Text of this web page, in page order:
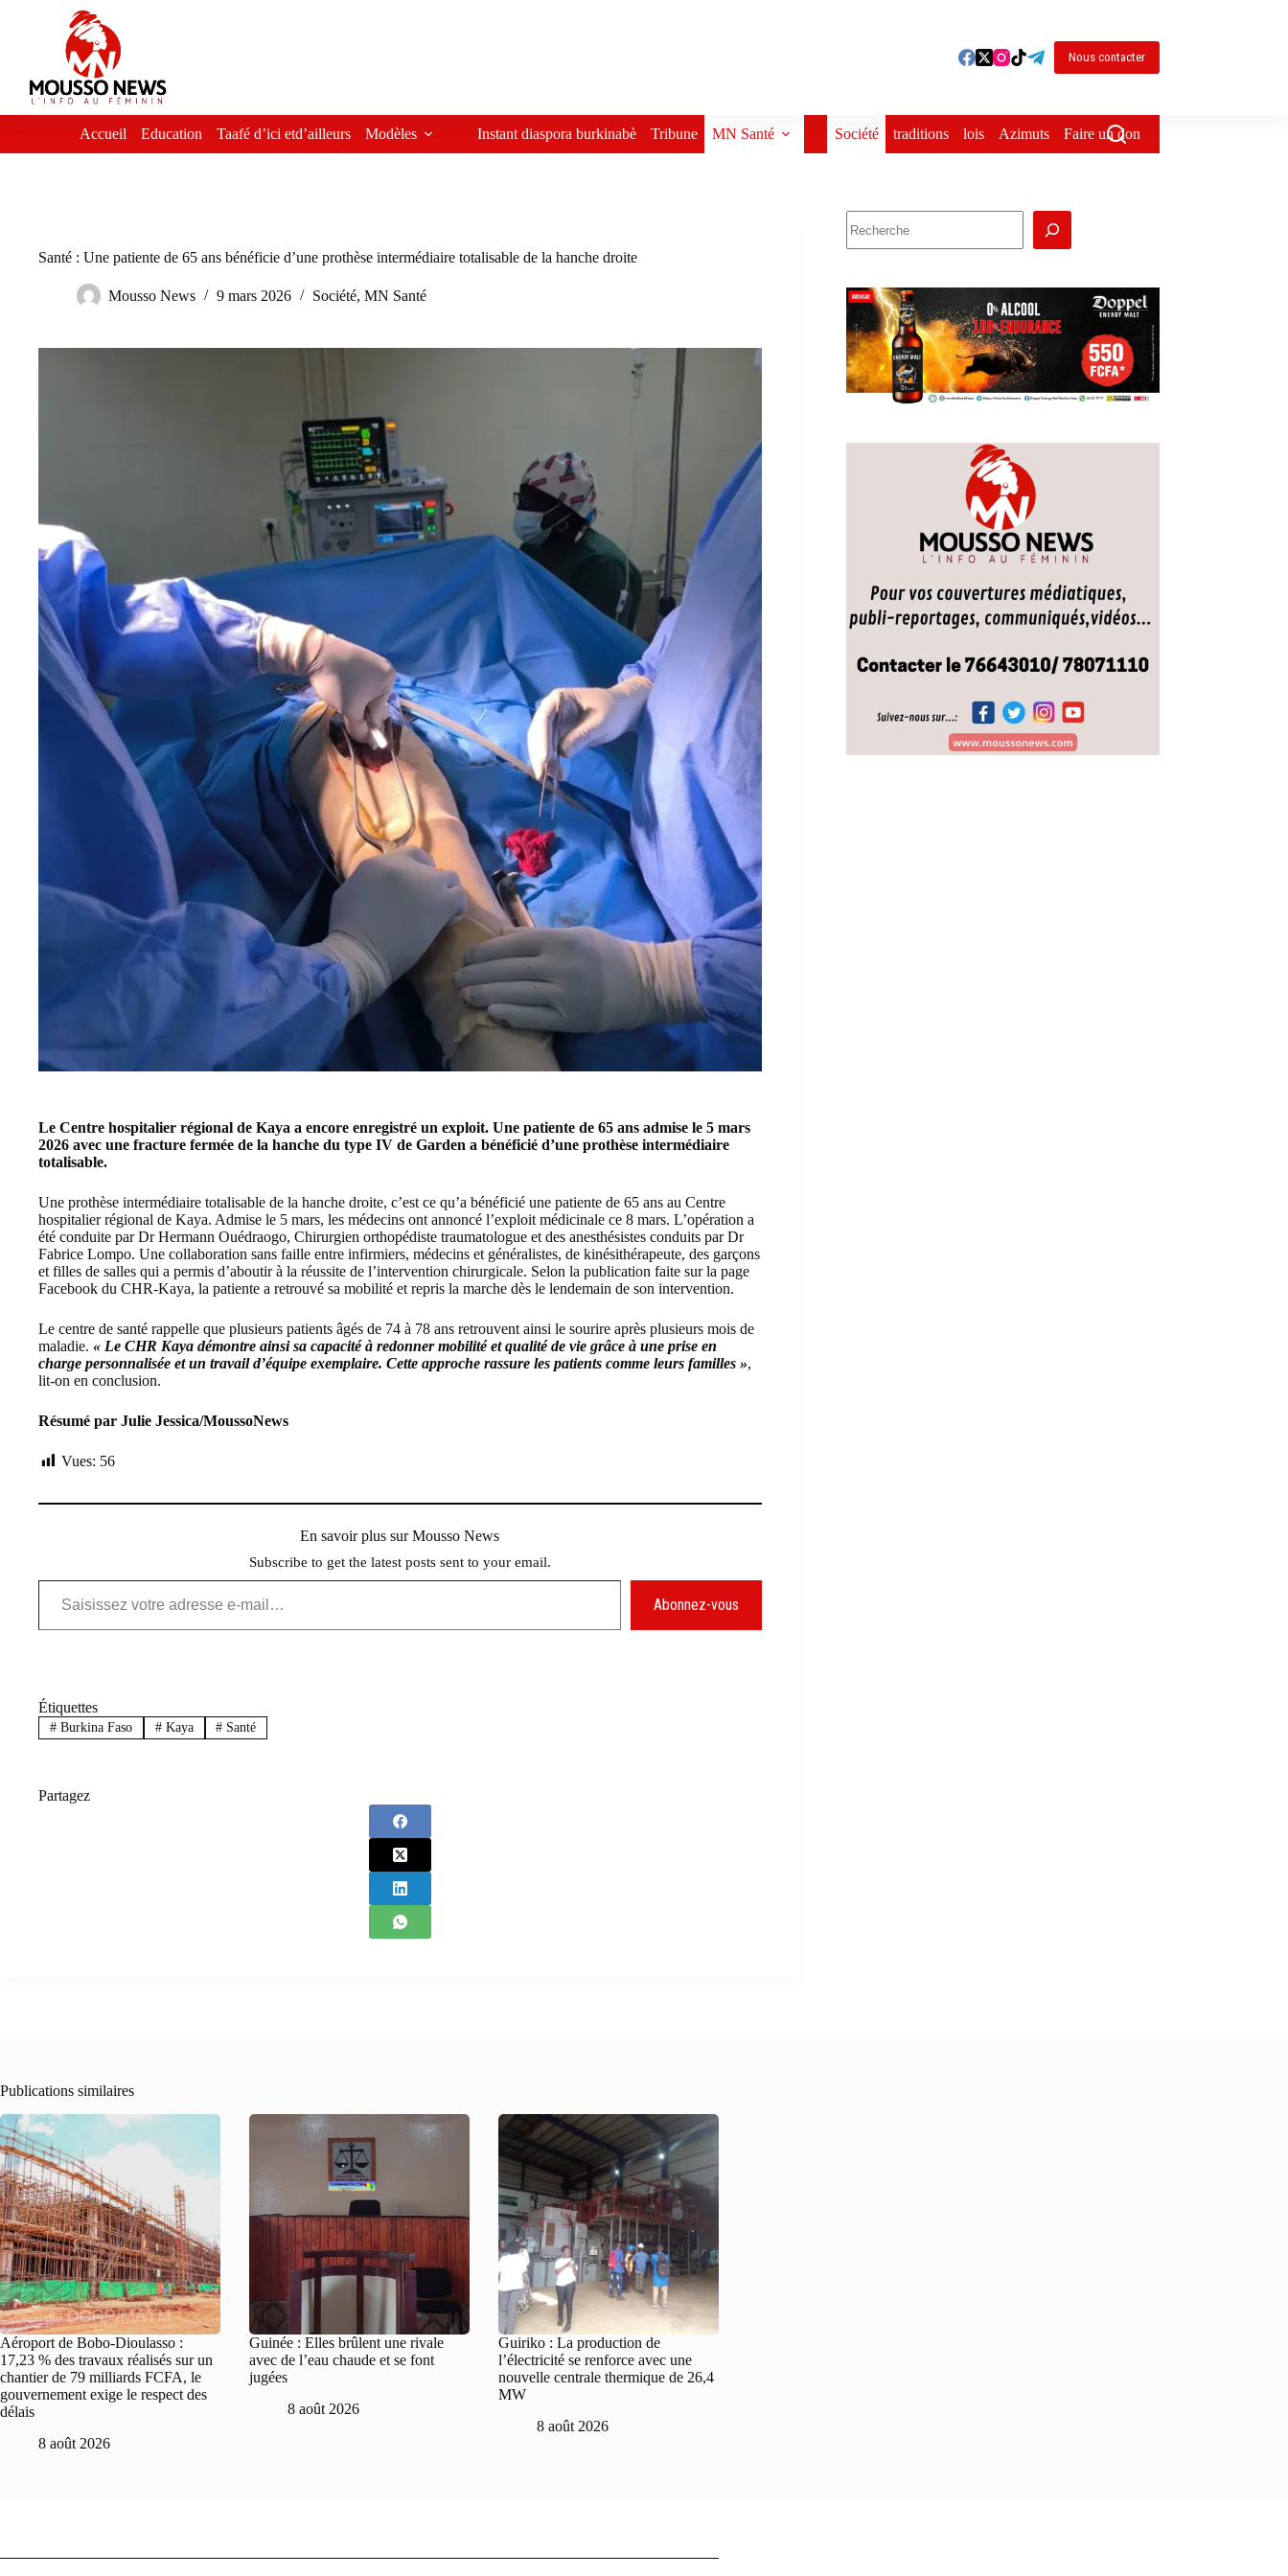
Nous contacter
Accueil Education Taafé d’ici etd’ailleurs Modèles Instant diaspora burkinabè Tribune MN Santé Société traditions lois Azimuts Faire un don
Santé : Une patiente de 65 ans bénéficie d’une prothèse intermédiaire totalisable de la hanche droite
Mousso News 9 mars 2026 Société, MN Santé
Le Centre hospitalier régional de Kaya a encore enregistré un exploit. Une patiente de 65 ans admise le 5 mars
2026 avec une fracture fermée de la hanche du type IV de Garden a bénéficié d’une prothèse intermédiaire
totalisable.
Une prothèse intermédiaire totalisable de la hanche droite, c’est ce qu’a bénéficié une patiente de 65 ans au Centre
hospitalier régional de Kaya. Admise le 5 mars, les médecins ont annoncé l’exploit médicinale ce 8 mars. L’opération a
été conduite par Dr Hermann Ouédraogo, Chirurgien orthopédiste traumatologue et des anesthésistes conduits par Dr
Fabrice Lompo. Une collaboration sans faille entre infirmiers, médecins et généralistes, de kinésithérapeute, des garçons
et filles de salles qui a permis d’aboutir à la réussite de l’intervention chirurgicale. Selon la publication faite sur la page
Facebook du CHR-Kaya, la patiente a retrouvé sa mobilité et repris la marche dès le lendemain de son intervention.
Le centre de santé rappelle que plusieurs patients âgés de 74 à 78 ans retrouvent ainsi le sourire après plusieurs mois de
maladie. « Le CHR Kaya démontre ainsi sa capacité à redonner mobilité et qualité de vie grâce à une prise en
charge personnalisée et un travail d’équipe exemplaire. Cette approche rassure les patients comme leurs familles »,
lit-on en conclusion.
Résumé par Julie Jessica/MoussoNews
Vues: 56
En savoir plus sur Mousso News
Subscribe to get the latest posts sent to your email.
Saisissez votre adresse e-mail…
Abonnez-vous
Étiquettes
#Burkina Faso #Kaya # Santé
Partagez
Publications similaires
Aéroport de Bobo-Dioulasso :
17,23 % des travaux réalisés sur un
chantier de 79 milliards FCFA, le
gouvernement exige le respect des
délais
8 août 2026
Guinée : Elles brûlent une rivale
avec de l’eau chaude et se font
jugées
8 août 2026
Guiriko : La production de
l’électricité se renforce avec une
nouvelle centrale thermique de 26,4
MW
8 août 2026